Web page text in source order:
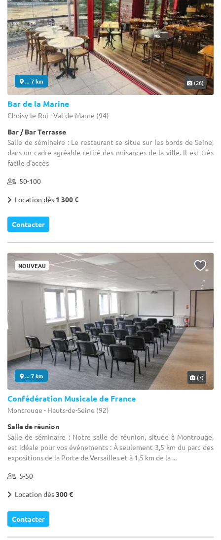
... 7 km (26)
Bar de la Marine
Choisy-le-Roi - Val-de-Marne (94)
Bar / Bar Terrasse
Salle de séminaire : Le restaurant se situe sur les bords de Seine,
dans un cadre agréable retiré des nuisances de la ville. Il est très
facile d'accès
50-100
Location dès 1 300 €
Contacter
NOUVEAU
... 7 km (7)
Confédération Musicale de France
Montrouge - Hauts-de-Seine (92)
Salle de réunion
Salle de séminaire : Notre salle de réunion, située à Montrouge,
est idéale pour vos événements : À seulement 3,5 km du parc des
expositions de la Porte de Versailles et à 1,5 km de la ...
5-50
Location dès300 €
Contacter